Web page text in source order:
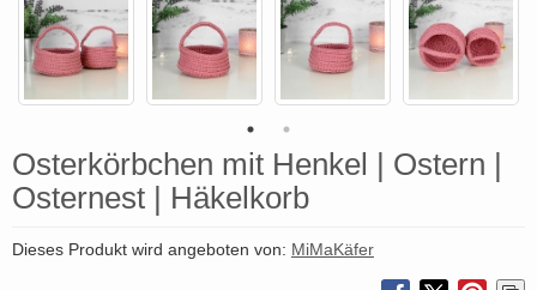
Osterkörbchen mit Henkel | Ostern |
Osternest | Häkelkorb
Dieses Produkt wird angeboten von: MiMaKäfer